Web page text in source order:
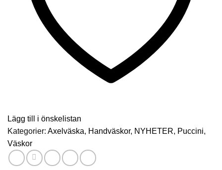
Lägg till i önskelistan
Kategorier: Axelväska, Handväskor, NYHETER, Puccini,
Väskor